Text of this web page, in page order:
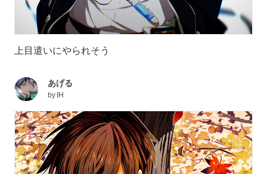
上目遣いにやられそう
あげる
by IH